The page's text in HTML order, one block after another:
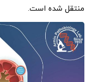
منتقل شده است.